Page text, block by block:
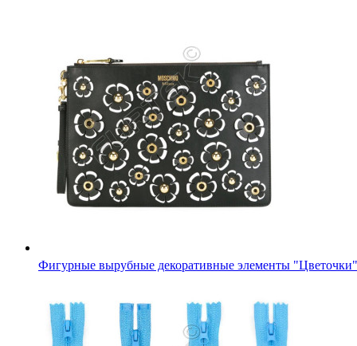
Фигурные вырубные декоративные элементы "Цветочки"